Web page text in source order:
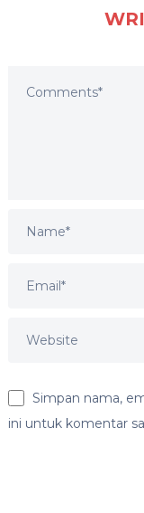
Simpan nama,
ini untuk komentar